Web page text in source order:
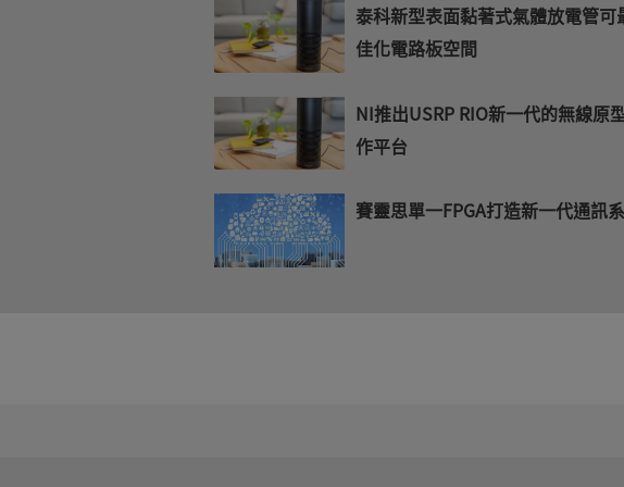
泰科新型表面黏著式氣體放電管可
佳化電路板空間
NI推出USRP RIO新一代的無線原
作平台
賽靈思單一FPGA打造新一代通訊